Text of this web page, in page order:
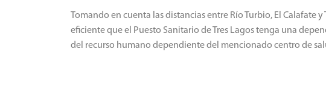
Tomando en cuenta las distancias entre Río Turbio, El Calafate
eficiente que el Puesto Sanitario de Tres Lagos tenga una
del recurso humano dependiente del mencionado centro de